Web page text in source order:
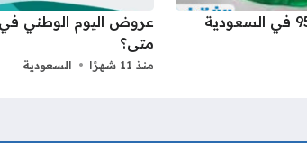
ما هو شعار اليوم الوطني 95 في السعودية
عروض اليوم الوطني
متى؟
منذ 11 شهرًا السعودية